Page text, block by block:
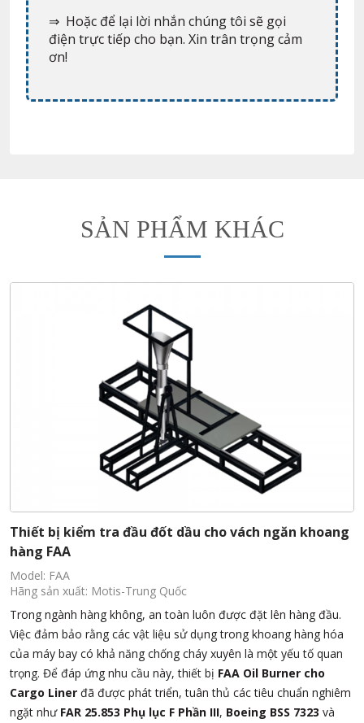
⇒ Hoặc để lại lời nhắn chúng tôi sẽ gọi
điện trực tiếp cho bạn. Xin trân trọng cảm
ơn!
SẢN PHẨM KHÁC
Thiết bị kiểm tra đầu đốt dầu cho vách ngăn khoang
hàng FAA
Model: FAA
Hãng sản xuất: Motis-Trung Quốc
Trong ngành hàng không, an toàn luôn được đặt lên hàng đầu.
Việc đảm bảo rằng các vật liệu sử dụng trong khoang hàng hóa
của máy bay có khả năng chống cháy xuyên là một yếu tố quan
trọng. Để đáp ứng nhu cầu này, thiết bị FAA Oil Burner cho
Cargo Liner đã được phát triển, tuân thủ các tiêu chuẩn nghiêm
ngặt như FAR 25.853 Phụ lục F Phần III, Boeing BSS 7323 và